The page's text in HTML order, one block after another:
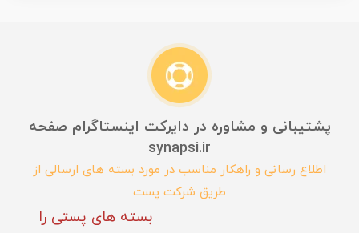
پشتیبانی و مشاوره در دایرکت اینستاگرام صفحه
synapsi.ir
اطلاع رسانی و راهکار مناسب در مورد بسته های ارسالی از
طریق شرکت پست
بسته های پستی را